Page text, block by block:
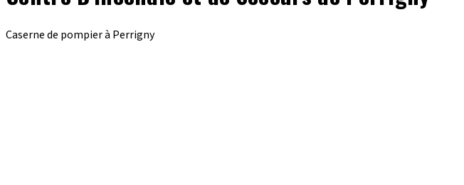
Caserne de pompier à Perrigny